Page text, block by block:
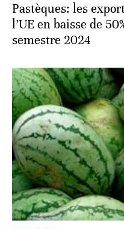
Pastèques: les
l’UE en baisse de
semestre 2024